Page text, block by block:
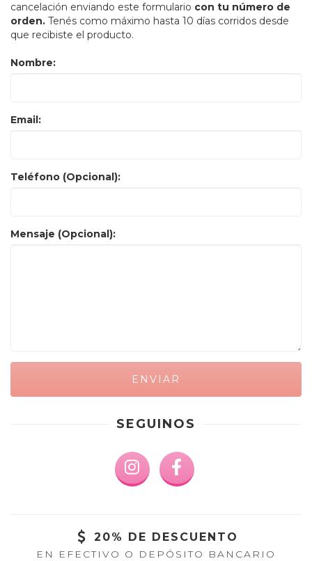
cancelación enviando este formulario con tu número de
orden. Tenés como máximo hasta 10 días corridos desde
que recibiste el producto.
Nombre:
Email:
Teléfono (Opcional):
Mensaje (Opcional):
SEGUINOS
20% DE DESCUENTO
EN EFECTIVO O DEPÓSITO BANCARIO